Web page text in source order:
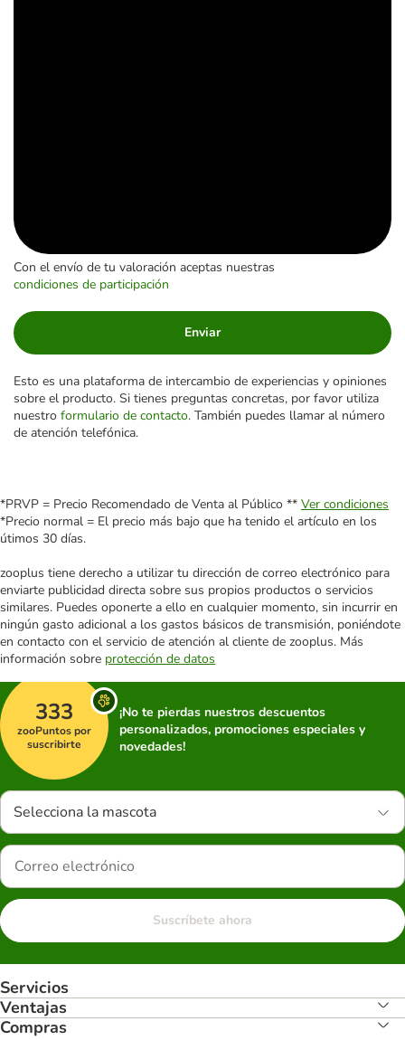
Con el envío de tu valoración aceptas nuestras
condiciones de participación
Enviar
Esto es una plataforma de intercambio de experiencias y opiniones
sobre el producto. Si tienes preguntas concretas, por favor utiliza
nuestro formulario de contacto. También puedes llamar al número
de atención telefónica.
*PRVP = Precio Recomendado de Venta al Público ** Ver condiciones
*Precio normal = El precio más bajo que ha tenido el artículo en los
útimos 30 días.
zooplus tiene derecho a utilizar tu dirección de correo electrónico para
enviarte publicidad directa sobre sus propios productos o servicios
similares. Puedes oponerte a ello en cualquier momento, sin incurrir en
ningún gasto adicional a los gastos básicos de transmisión, poniéndote
en contacto con el servicio de atención al cliente de zooplus. Más
información sobre protección de datos
333
zooPuntos por
suscribirte
¡No te pierdas nuestros descuentos
personalizados, promociones especiales y
novedades!
Selecciona la mascota
Suscríbete ahora
Servicios
Ventajas
Compras